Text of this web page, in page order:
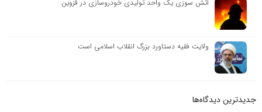
آتش سوزی یک واحد تولیدی خودروسازی در قزوین
ولایت فقیه دستاورد بزرگ انقلاب اسلامی است
جدیدترین دیدگاه‌‌ها